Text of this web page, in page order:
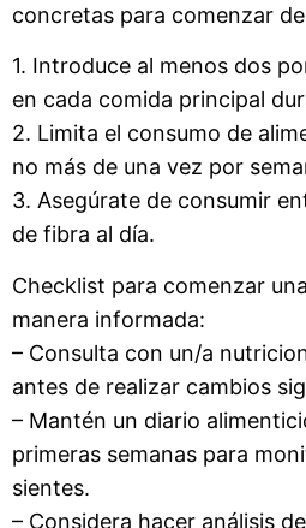
concretas para comenzar
1. Introduce al menos dos
en cada comida principal
2. Limita el consumo de
no más de una vez por
3. Asegúrate de consumir
de fibra al día.
Checklist para comenzar
manera informada:
– Consulta con un/a
antes de realizar cambios
– Mantén un diario
primeras semanas para
sientes.
– Considera hacer análisis